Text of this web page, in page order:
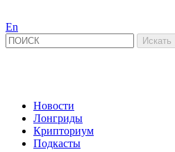
En
Новости
Лонгриды
Крипториум
Подкасты